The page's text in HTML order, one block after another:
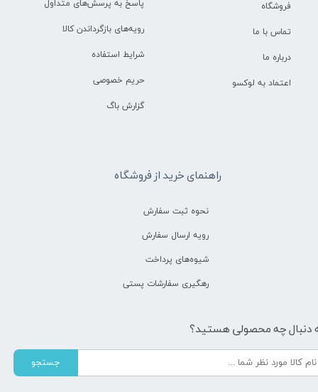
راهنمای خرید از فروشگاه
نحوه ثبت سفارش
رویه ارسال سفارش
شیوه‌های پرداخت
رهگیری سفارشات پستی
پاسخ به پرسش‌های متداول
رویه‌های بازگرداندن کالا
شرایط استفاده
حریم خصوصی
گزارش باگ
فروشگاه
تماس با ما
درباره ما
اعتماد به لوکسو
دنبال چه محصولی هستید؟
جستجو